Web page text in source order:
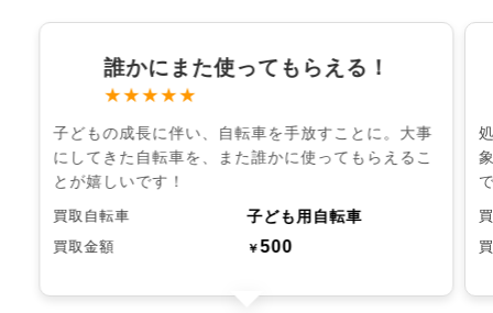
誰かにまた使ってもらえる！
★★★★★
子どもの成長に伴い、自転車を手放すことに。大事
にしてきた自転車を、また誰かに使ってもらえるこ
とが嬉しいです！
買取自転車 子ども用自転車
買取金額 ￥500